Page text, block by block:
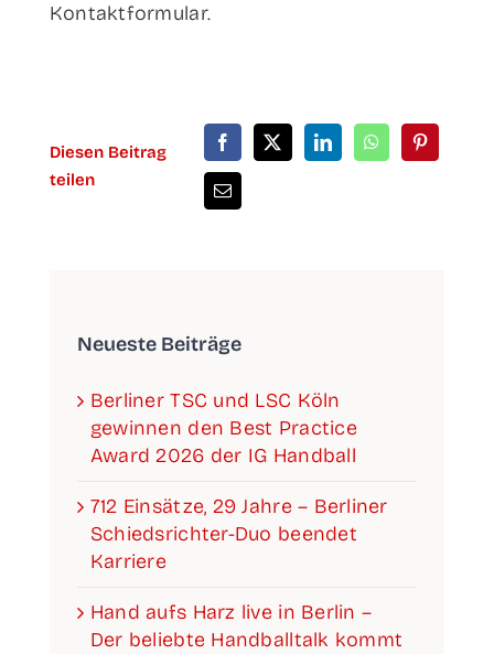
Kontaktformular.
Die­sen Bei­trag
teilen
Neu­es­te Beiträge
Ber­li­ner TSC und LSC Köln
gewin­nen den Best Prac­ti­ce
Award 2026 der IG Handball
712 Ein­sät­ze, 29 Jah­re – Ber­li­ner
Schieds­­­rich­­­ter-Duo been­det
Karriere
Hand aufs Harz live in Ber­lin –
Der belieb­te Hand­ball­talk kommt